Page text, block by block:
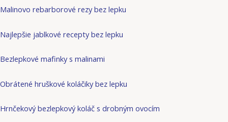
Malinovo rebarborové rezy bez lepku
Najlepšie jablkové recepty bez lepku
Bezlepkové mafinky s malinami
Obrátené hruškové koláčiky bez lepku
Hrnčekový bezlepkový koláč s drobným ovocím